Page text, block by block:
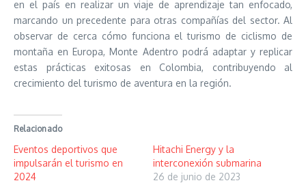
en el país en realizar un viaje de aprendizaje tan enfocado,
marcando un precedente para otras compañías del sector. Al
observar de cerca cómo funciona el turismo de ciclismo de
montaña en Europa, Monte Adentro podrá adaptar y replicar
estas prácticas exitosas en Colombia, contribuyendo al
crecimiento del turismo de aventura en la región.
Relacionado
Eventos deportivos que
impulsarán el turismo en
2024
Hitachi Energy y la
interconexión submarina
26 de junio de 2023